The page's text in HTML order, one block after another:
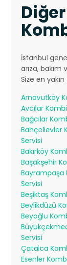
İstanbul
arıza,
Size en
Arnavutköy
Avcılar
Bağcılar
Bahçelievler
Servisi
Bakırköy
Başakşehir
Bayrampaşa
Servisi
Beşiktaş
Beylikdüzü
Beyoğlu
Servisi
Çatalca
Esenler